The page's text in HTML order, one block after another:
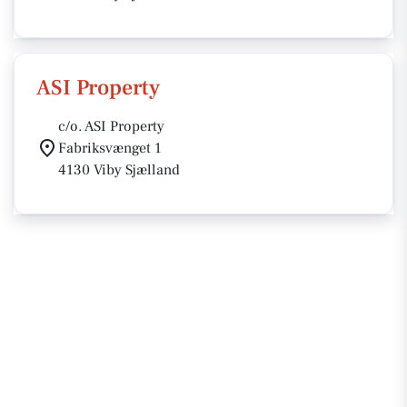
ASI Property
c/o. ASI Property
Fabriksvænget 1
4130 Viby Sjælland